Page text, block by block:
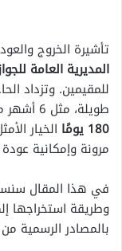
تأشيرة الخروج
المديرية العامة
للمقيمين. وتزداد
طويلة، مثل 6 أشهر متواصلة. تعتبر
180 يومًا
الخيار
مرونة وإمكانية
في هذا المقال
وطريقة استخراجها
بالمصادر الرسمية